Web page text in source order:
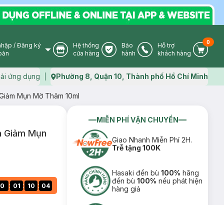
User Icon
/ Đăng ký
Store Icon
Hệ thống
cửa hàng
Warranty Icon
Bảo
hành
Phone Icon
Hỗ trợ
khách hàng
Cart
0
ứng dụng Map icon
Phường 8, Quận 10, Thành phố Hồ Chí Minh
Mụn Mờ Thâm 10ml
Mụn
0 : 01 : 10 : 03
MIỄN PHÍ VẬN CHUYỂN
Giao Nhanh Miễn Phí 2H.
Trễ tặng 100K
Hasaki đền bù100% hãng
đền bù100% nếu phát hiện
hàng giả